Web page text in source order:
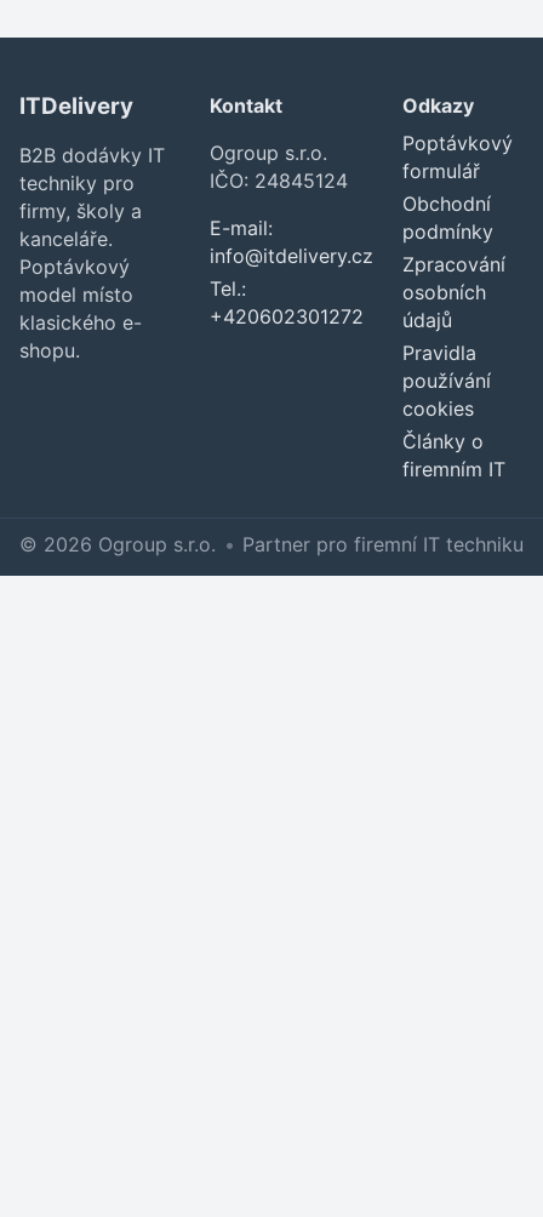
ITDelivery
B2B dodávky IT
techniky pro
firmy, školy a
kanceláře.
Poptávkový
model místo
klasického e-
shopu.
Kontakt
Ogroup s.r.o.
IČO: 24845124
E-mail:
info@itdelivery.cz
Tel.:
+420602301272
Odkazy
Poptávkový
formulář
Obchodní
podmínky
Zpracování
osobních
údajů
Pravidla
používání
cookies
Články o
firemním IT
© 2026 Ogroup s.r.o. • Partner pro firemní IT techniku